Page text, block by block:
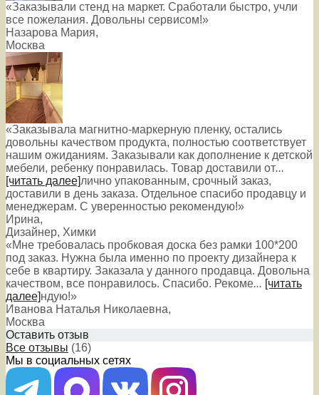
«Заказывали стенд на маркет. Сработали быстро, учли
все пожелания. Довольны сервисом!»
Назарова Мария,
Москва
«Заказывала магнитно-маркерную пленку, остались
довольны качеством продукта, полностью соответствует
нашим ожиданиям. Заказывали как дополнение к детской
мебели, ребенку понравилась. Товар доставили от...
[читать далее]лично упакованным, срочный заказ,
доставили в день заказа. Отдельное спасибо продавцу и
менеджерам. С уверенностью рекомендую!»
Ирина,
Дизайнер, Химки
«Мне требовалась пробковая доска без рамки 100*200
под заказ. Нужна была именно по проекту дизайнера к
себе в квартиру. Заказала у данного продавца. Довольна
качеством, все понравилось. Спасибо. Рекоме... [читать
далее]ндую!»
Иванова Наталья Николаевна,
Москва
Оставить отзыв
Все отзывы (16)
Мы в социальных сетях